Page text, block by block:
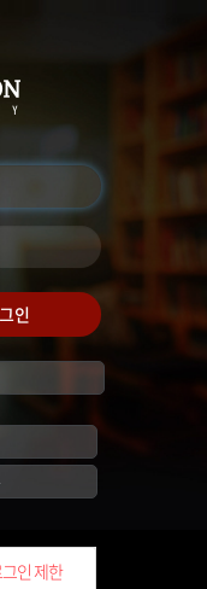
인
인 제한